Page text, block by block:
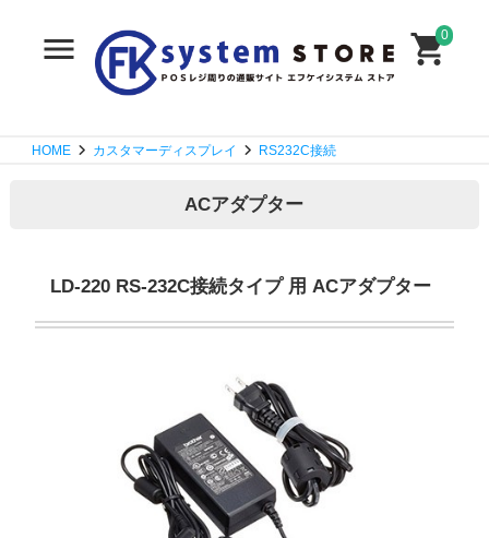
0
HOME カスタマーディスプレイ RS232C接続
ACアダプター
LD-220 RS-232C接続タイプ 用 ACアダプター